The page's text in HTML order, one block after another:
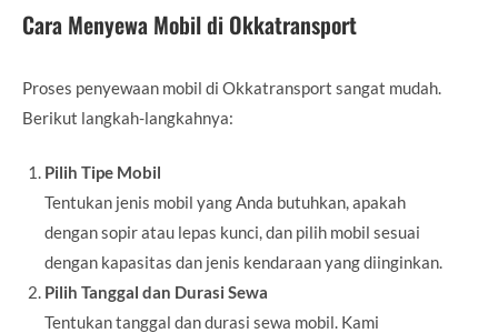
Cara Menyewa Mobil di Okkatransport
Proses penyewaan mobil di Okkatransport sangat mudah.
Berikut langkah-langkahnya:
Pilih Tipe Mobil
Tentukan jenis mobil yang Anda butuhkan, apakah
dengan sopir atau lepas kunci, dan pilih mobil sesuai
dengan kapasitas dan jenis kendaraan yang diinginkan.
Pilih Tanggal dan Durasi Sewa
Tentukan tanggal dan durasi sewa mobil. Kami